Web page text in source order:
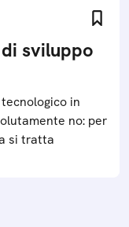
sviluppo
in
no: per
si tratta